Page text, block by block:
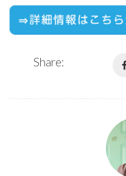
Share: